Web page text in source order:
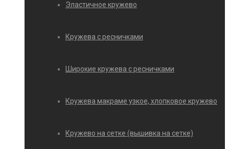
Эластичное кружево
Кружева с ресничками
Широкие кружева с ресничками
Кружева макраме узкое, хлопковое кружево
Кружево на сетке (вышивка на сетке)